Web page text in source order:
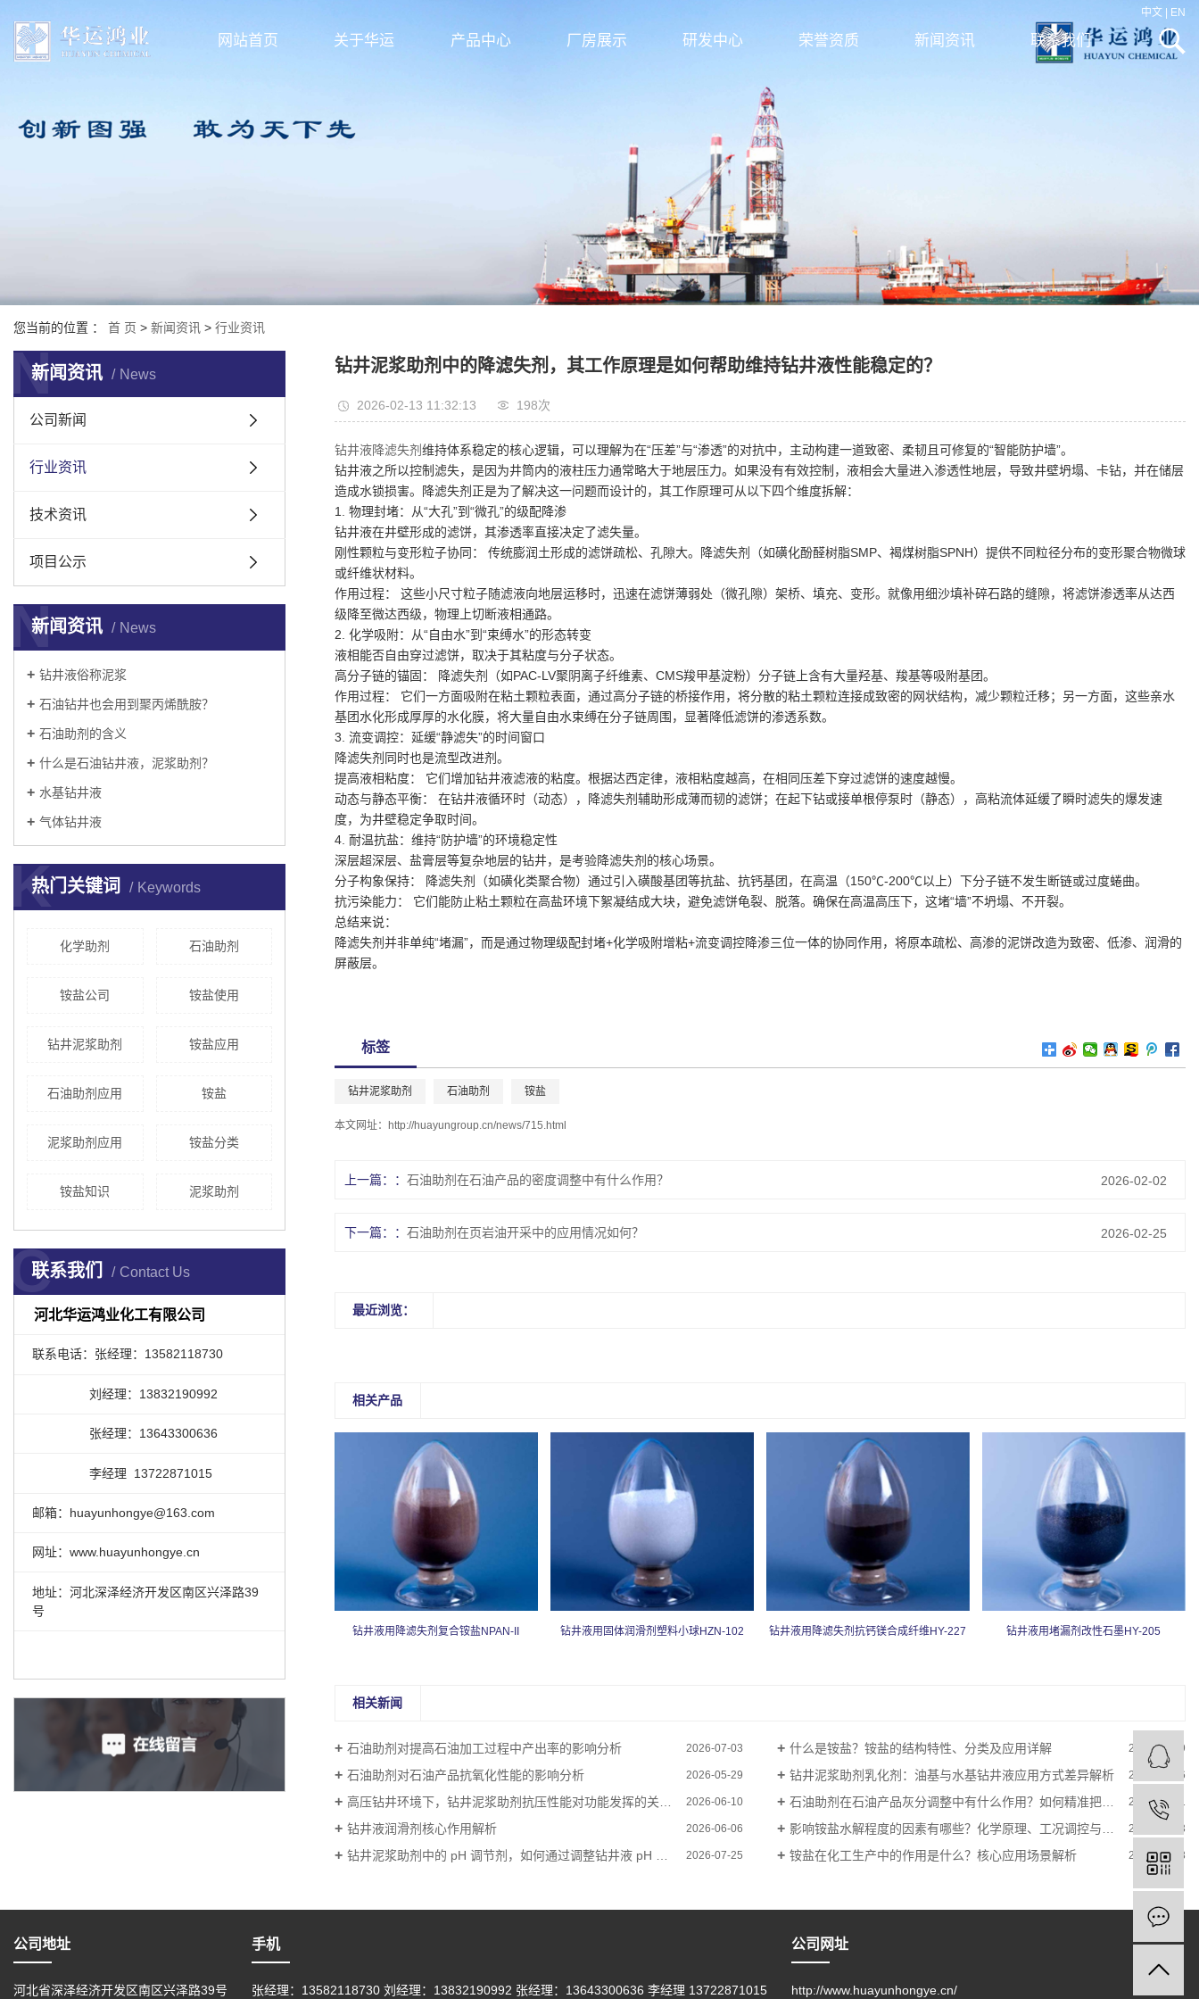
中文 EN
网站首页 关于华运 产品中心 厂房展示 研发中心 荣誉资质 新闻资讯 联系我们
您当前的位置 ： 首 页 > 新闻资讯 > 行业资讯
新闻资讯 News
N
公司新闻
行业资讯
技术资讯
项目公示
新闻资讯 News
N
钻井液俗称泥浆
石油钻井也会用到聚丙烯酰胺？
石油助剂的含义
什么是石油钻井液，泥浆助剂？
水基钻井液
气体钻井液
热门关键词 Keywords
K
化学助剂 石油助剂
铵盐公司 铵盐使用
钻井泥浆助剂 铵盐应用
石油助剂应用 铵盐
泥浆助剂应用 铵盐分类
铵盐知识 泥浆助剂
联系我们 Contact Us
C
河北华运鸿业化工有限公司
联系电话：张经理：13582118730
刘经理：13832190992
张经理：13643300636
李经理 13722871015
邮箱：huayunhongye@163.com
网址：www.huayunhongye.cn
地址：河北深泽经济开发区南区兴泽路39
号
钻井泥浆助剂中的降滤失剂，其工作原理是如何帮助维持钻井液性能稳定的？​
2026-02-13 11:32:13 198次
钻井液降滤失剂维持体系稳定的核心逻辑，可以理解为在“压差”与“渗透”的对抗中，主动构建一道致密、柔韧且可修复的“智能防护墙”。
钻井液之所以控制滤失，是因为井筒内的液柱压力通常略大于地层压力。如果没有有效控制，液相会大量进入渗透性地层，导致井壁坍塌、卡钻，并在储层
造成水锁损害。降滤失剂正是为了解决这一问题而设计的，其工作原理可从以下四个维度拆解：
1. 物理封堵：从“大孔”到“微孔”的级配降渗
钻井液在井壁形成的滤饼，其渗透率直接决定了滤失量。
刚性颗粒与变形粒子协同： 传统膨润土形成的滤饼疏松、孔隙大。降滤失剂（如磺化酚醛树脂SMP、褐煤树脂SPNH）提供不同粒径分布的变形聚合物微球
或纤维状材料。
作用过程： 这些小尺寸粒子随滤液向地层运移时，迅速在滤饼薄弱处（微孔隙）架桥、填充、变形。就像用细沙填补碎石路的缝隙，将滤饼渗透率从达西
级降至微达西级，物理上切断液相通路。
2. 化学吸附：从“自由水”到“束缚水”的形态转变
液相能否自由穿过滤饼，取决于其粘度与分子状态。
高分子链的锚固： 降滤失剂（如PAC-LV聚阴离子纤维素、CMS羧甲基淀粉）分子链上含有大量羟基、羧基等吸附基团。
作用过程： 它们一方面吸附在粘土颗粒表面，通过高分子链的桥接作用，将分散的粘土颗粒连接成致密的网状结构，减少颗粒迁移；另一方面，这些亲水
基团水化形成厚厚的水化膜，将大量自由水束缚在分子链周围，显著降低滤饼的渗透系数。
3. 流变调控：延缓“静滤失”的时间窗口
降滤失剂同时也是流型改进剂。
提高液相粘度： 它们增加钻井液滤液的粘度。根据达西定律，液相粘度越高，在相同压差下穿过滤饼的速度越慢。
动态与静态平衡： 在钻井液循环时（动态），降滤失剂辅助形成薄而韧的滤饼；在起下钻或接单根停泵时（静态），高粘流体延缓了瞬时滤失的爆发速
度，为井壁稳定争取时间。
4. 耐温抗盐：维持“防护墙”的环境稳定性
深层超深层、盐膏层等复杂地层的钻井，是考验降滤失剂的核心场景。
分子构象保持： 降滤失剂（如磺化类聚合物）通过引入磺酸基团等抗盐、抗钙基团，在高温（150℃-200℃以上）下分子链不发生断链或过度蜷曲。
抗污染能力： 它们能防止粘土颗粒在高盐环境下絮凝结成大块，避免滤饼龟裂、脱落。确保在高温高压下，这堵“墙”不坍塌、不开裂。
总结来说：
降滤失剂并非单纯“堵漏”，而是通过物理级配封堵+化学吸附增粘+流变调控降渗三位一体的协同作用，将原本疏松、高渗的泥饼改造为致密、低渗、润滑的
屏蔽层。
标签
钻井泥浆助剂 石油助剂 铵盐
本文网址： http://huayungroup.cn/news/715.html
上一篇： 石油助剂在石油产品的密度调整中有什么作用？ 2026-02-02
下一篇： 石油助剂在页岩油开采中的应用情况如何？ 2026-02-25
最近浏览：
相关产品
钻井液用降滤失剂复合铵盐NPAN-II 钻井液用固体润滑剂塑料小球HZN-102 钻井液用降滤失剂抗钙镁合成纤维HY-227 钻井液用堵漏剂改性石墨HY-205
相关新闻
石油助剂对提高石油加工过程中产出率的影响分析 2026-07-03 什么是铵盐？铵盐的结构特性、分类及应用详解 2026-07-09
石油助剂对石油产品抗氧化性能的影响分析 2026-05-29 钻井泥浆助剂乳化剂：油基与水基钻井液应用方式差异解析 2026-06-26
高压钻井环境下，钻井泥浆助剂抗压性能对功能发挥的关键影响 2026-06-10 石油助剂在石油产品灰分调整中有什么作用？如何精准把控油品灰分指标 2026-06-21
钻井液润滑剂核心作用解析 2026-06-06 影响铵盐水解程度的因素有哪些？化学原理、工况调控与实际应用解析 2026-08-03
钻井泥浆助剂中的 pH 调节剂，如何通过调整钻井液 pH 值保障钻井安全？ 2026-07-25 铵盐在化工生产中的作用是什么？核心应用场景解析 2026-07-18
公司地址
河北省深泽经济开发区南区兴泽路39号
手机
张经理：13582118730 刘经理：13832190992 张经理：13643300636 李经理 13722871015
公司网址
http://www.huayunhongye.cn/